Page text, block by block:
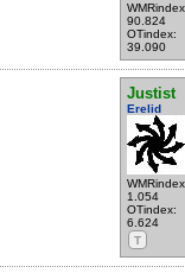
90.824
OTindex:
39.090
Justist
Erelid
1.054
OTindex:
6.624
T